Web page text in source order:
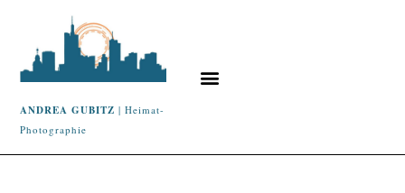
ANDREA GUBITZ | Heimat-
Photographie